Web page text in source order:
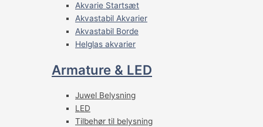
Akvarie Startsæt
Akvastabil Akvarier
Akvastabil Borde
Helglas akvarier
Armature & LED
Juwel Belysning
LED
Tilbehør til belysning